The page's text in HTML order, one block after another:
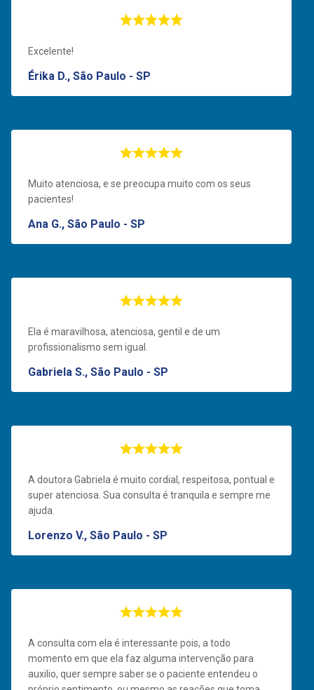
Excelente!
Érika D., São Paulo - SP
Muito atenciosa, e se preocupa muito com os seus
pacientes!
Ana G., São Paulo - SP
Ela é maravilhosa, atenciosa, gentil e de um
profissionalismo sem igual.
Gabriela S., São Paulo - SP
A doutora Gabriela é muito cordial, respeitosa, pontual e
super atenciosa. Sua consulta é tranquila e sempre me
ajuda.
Lorenzo V., São Paulo - SP
A consulta com ela é interessante pois, a todo
momento em que ela faz alguma intervenção para
auxilio, quer sempre saber se o paciente entendeu o